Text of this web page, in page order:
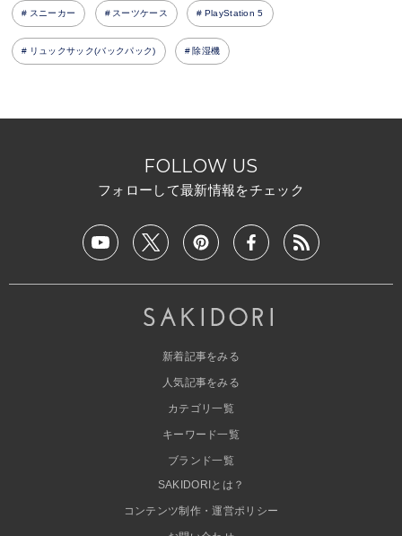
スニーカー スーツケース PlayStation 5
リュックサック(バックパック) 除湿機
FOLLOW US
フォローして最新情報をチェック
新着記事をみる
人気記事をみる
カテゴリ一覧
キーワード一覧
ブランド一覧
SAKIDORIとは？
コンテンツ制作・運営ポリシー